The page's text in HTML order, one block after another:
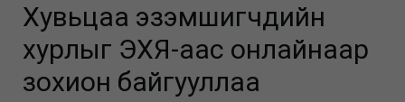
Хувьцаа эзэмшигчдийн
хурлыг ЭХЯ-аас онлайнаар
зохион байгууллаа